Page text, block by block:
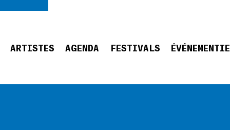
ARTISTES AGENDA FESTIVALS